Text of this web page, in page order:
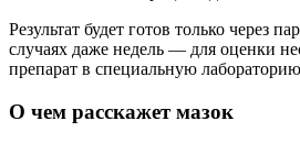
Результат будет готов только через
случаях даже недель — для оценки
препарат в специальную
О чем расскажет мазок